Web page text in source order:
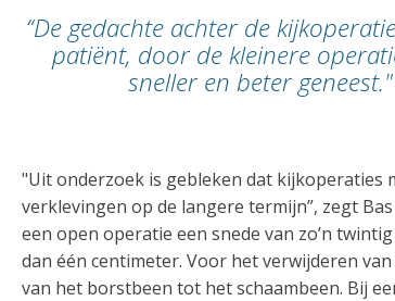
“De gedachte achter de
patiënt, door de kleinere
sneller en beter geneest."
"Uit onderzoek is gebleken dat kijkoperaties
verklevingen op de langere termijn”, zegt
een open operatie een snede van zo’n
dan één centimeter. Voor het verwijderen
van het borstbeen tot het schaambeen. Bij